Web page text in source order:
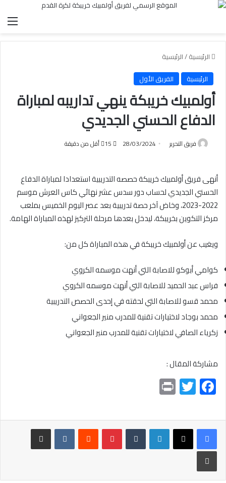
الرئيسية/الرئيسية
الرئيسية
الفريق الأول
أولمبيك خريبكة ينهي تداريبه لمباراة
الدفاع الحسني الجديدي
فريق التحرير 28/03/2024 أقل من دقيقة
أنهى فريق أولمبيك خريبكة حصصه التدريبية استعدادا لمباراة الدفاع
الحسني الجديدي لحساب دور سدس عشر نهائي كاس العرش موسم
2022-2023، وخاض آخر حصة تدريبية بعد عصر اليوم الخميس بملعب
مركز التكوين بخريبكة، ليدخل بعدها مرحلة التركيز لهذه المباراة الهامة.
ويغيب عن أولمبيك خريبكة في هذه المباراة كل من:
كوامي أبوكو للاصابة التي أنهت موسمه الكروي
فراس عبد الحميد للاصابة التي أنهت موسمه الكروي
محمد قسو للاصابة التي لحقته في إحدى الحصص التدريبية
محمد بوجاد لاختيارات تقنية للمدرب منير الجعواني
زكرياء الصافي لاختيارات تقنية للمدرب منير الجعواني
مشاركة المقال :
F
ac
e
b
o
ok
T
wi
tt
er
t
لينكدإن بينتيريست
مشاركة عبر البريد
طباعة